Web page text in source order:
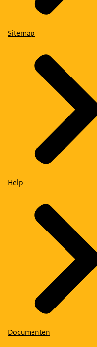
Sitemap
Help
Documenten